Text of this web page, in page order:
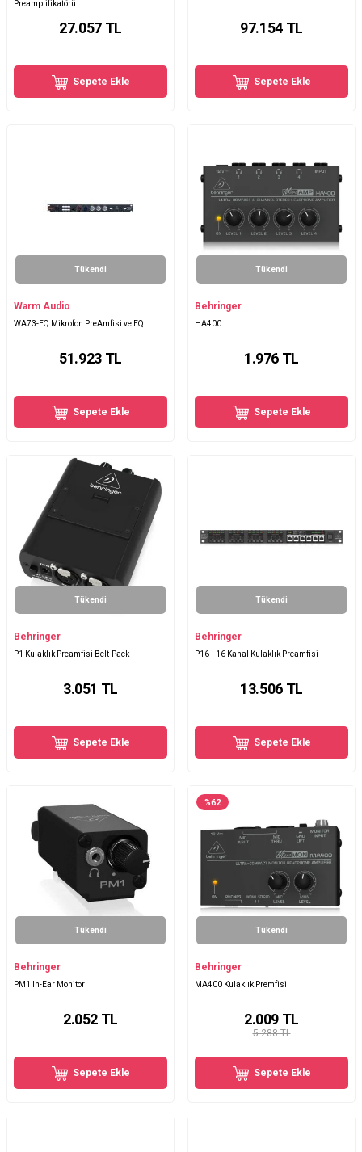
Preamplifikatörü
27.057TL
Sepete Ekle
97.154TL
Sepete Ekle
Tükendi
Warm Audio
WA73-EQ Mikrofon PreAmfisi ve EQ
51.923TL
Sepete Ekle
Tükendi
Behringer
HA400
1.976 TL
Sepete Ekle
Tükendi
Behringer
P1 Kulaklık Preamfisi Belt-Pack
3.051 TL
Sepete Ekle
Tükendi
Behringer
P16-I 16 Kanal Kulaklık Preamfisi
13.506TL
Sepete Ekle
Tükendi
Behringer
PM1 In-Ear Monitor
2.052 TL
Sepete Ekle
%62
Tükendi
Behringer
MA400 Kulaklık Premfisi
5.288 TL
2.009 TL
Sepete Ekle